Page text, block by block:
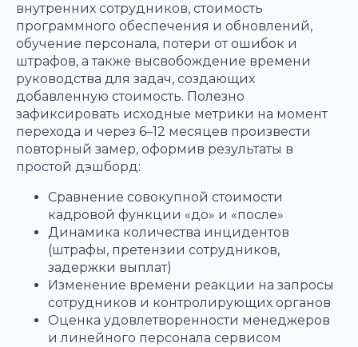
внутренних сотрудников, стоимость
программного обеспечения и обновлений,
обучение персонала, потери от ошибок и
штрафов, а также высвобождение времени
руководства для задач, создающих
добавленную стоимость. Полезно
зафиксировать исходные метрики на момент
перехода и через 6–12 месяцев произвести
повторный замер, оформив результаты в
простой дэшборд:
Сравнение совокупной стоимости
кадровой функции «до» и «после»
Динамика количества инцидентов
(штрафы, претензии сотрудников,
задержки выплат)
Изменение времени реакции на запросы
сотрудников и контролирующих органов
Оценка удовлетворенности менеджеров
и линейного персонала сервисом